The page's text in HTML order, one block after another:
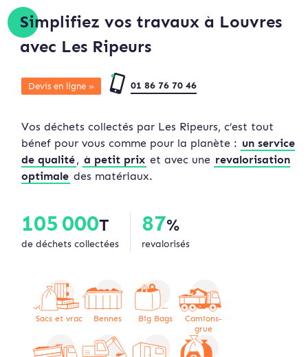
Simplifiez vos travaux à Louvres
avec Les Ripeurs
Devis en ligne » 01 86 76 70 46
Vos déchets collectés par Les Ripeurs, c’est tout
bénef pour vous comme pour la planète : un service
de qualité, à petit prix et avec une revalorisation
optimale des matériaux.
105 000T
de déchets collectées
87%
revalorisés
Sacs et vrac Bennes Big Bags
Camions-
grue